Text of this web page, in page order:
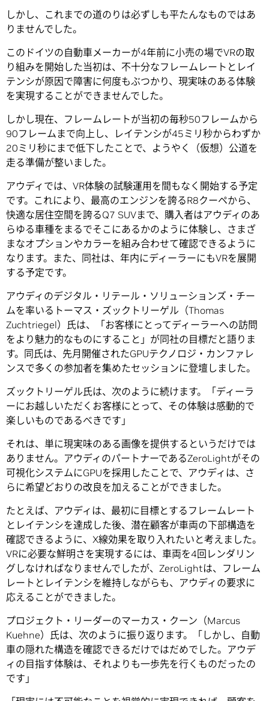
しかし、これまでの道のりは必ずしも平たんなものではあ
りませんでした。
このドイツの自動車メーカーが4年前に小売の場でVRの取
り組みを開始した当初は、不十分なフレームレートとレイ
テンシが原因で障害に何度もぶつかり、現実味のある体験
を実現することができませんでした。
しかし現在、フレームレートが当初の毎秒50フレームから
90フレームまで向上し、レイテンシが45ミリ秒からわずか
20ミリ秒にまで低下したことで、ようやく（仮想）公道を
走る準備が整いました。
アウディでは、VR体験の試験運用を間もなく開始する予定
です。これにより、最高のエンジンを誇るR8クーペから、
快適な居住空間を誇るQ7 SUVまで、購入者はアウディのあ
らゆる車種をまるでそこにあるかのように体験し、さまざ
まなオプションやカラーを組み合わせて確認できるように
なります。また、同社は、年内にディーラーにもVRを展開
する予定です。
アウディのデジタル・リテール・ソリューションズ・チー
ムを率いるトーマス・ズックトリーゲル（Thomas
Zuchtriegel）氏は、「お客様にとってディーラーへの訪問
をより魅力的なものにすること」が同社の目標だと語りま
す。同氏は、先月開催されたGPUテクノロジ・カンファレ
ンスで多くの参加者を集めたセッションに登壇しました。
ズックトリーゲル氏は、次のように続けます。「ディーラ
ーにお越しいただくお客様にとって、その体験は感動的で
楽しいものであるべきです」
それは、単に現実味のある画像を提供するというだけでは
ありません。アウディのパートナーであるZeroLightがその
可視化システムにGPUを採用したことで、アウディは、さ
らに希望どおりの改良を加えることができました。
たとえば、アウディは、最初に目標とするフレームレート
とレイテンシを達成した後、潜在顧客が車両の下部構造を
確認できるように、X線効果を取り入れたいと考えました。
VRに必要な鮮明さを実現するには、車両を4回レンダリン
グしなければなりませんでしたが、ZeroLightは、フレーム
レートとレイテンシを維持しながらも、アウディの要求に
応えることができました。
プロジェクト・リーダーのマーカス・クーン（Marcus
Kuehne）氏は、次のように振り返ります。「しかし、自動
車の隠れた構造を確認できるだけではだめでした。アウデ
ィの目指す体験は、それよりも一歩先を行くものだったの
です」